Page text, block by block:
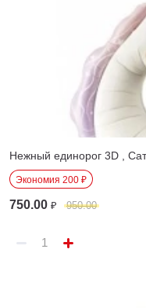
Нежный единорог 3D ,
Экономия 200 ₽
750.00 ₽ 950.00